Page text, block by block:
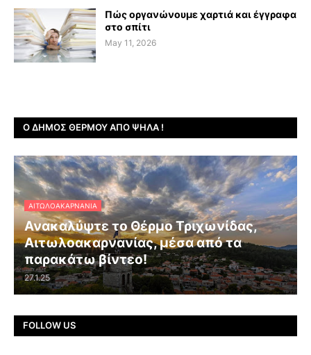
Πώς οργανώνουμε χαρτιά και έγγραφα
στο σπίτι
May 11, 2026
Ο ΔΉΜΟΣ ΘΈΡΜΟΥ ΑΠΌ ΨΗΛΆ !
ΑΙΤΩΛΟΑΚΑΡΝΑΝΊΑ
Ανακαλύψτε το Θέρμο Τριχωνίδας,
Αιτωλοακαρνανίας, μέσα από τα
παρακάτω βίντεο!
27.1.25
FOLLOW US